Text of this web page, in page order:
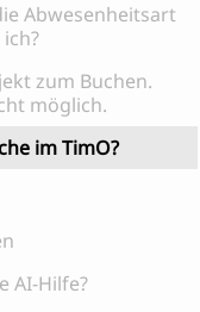
Abwesenheitsart
zum Buchen.
möglich.
im TimO?
AI-Hilfe?